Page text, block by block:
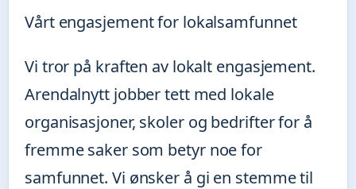
Vårt engasjement for lokalsamfunnet
Vi tror på kraften av lokalt engasjement.
Arendalnytt jobber tett med lokale
organisasjoner, skoler og bedrifter for å
fremme saker som betyr noe for
samfunnet. Vi ønsker å gi en stemme til